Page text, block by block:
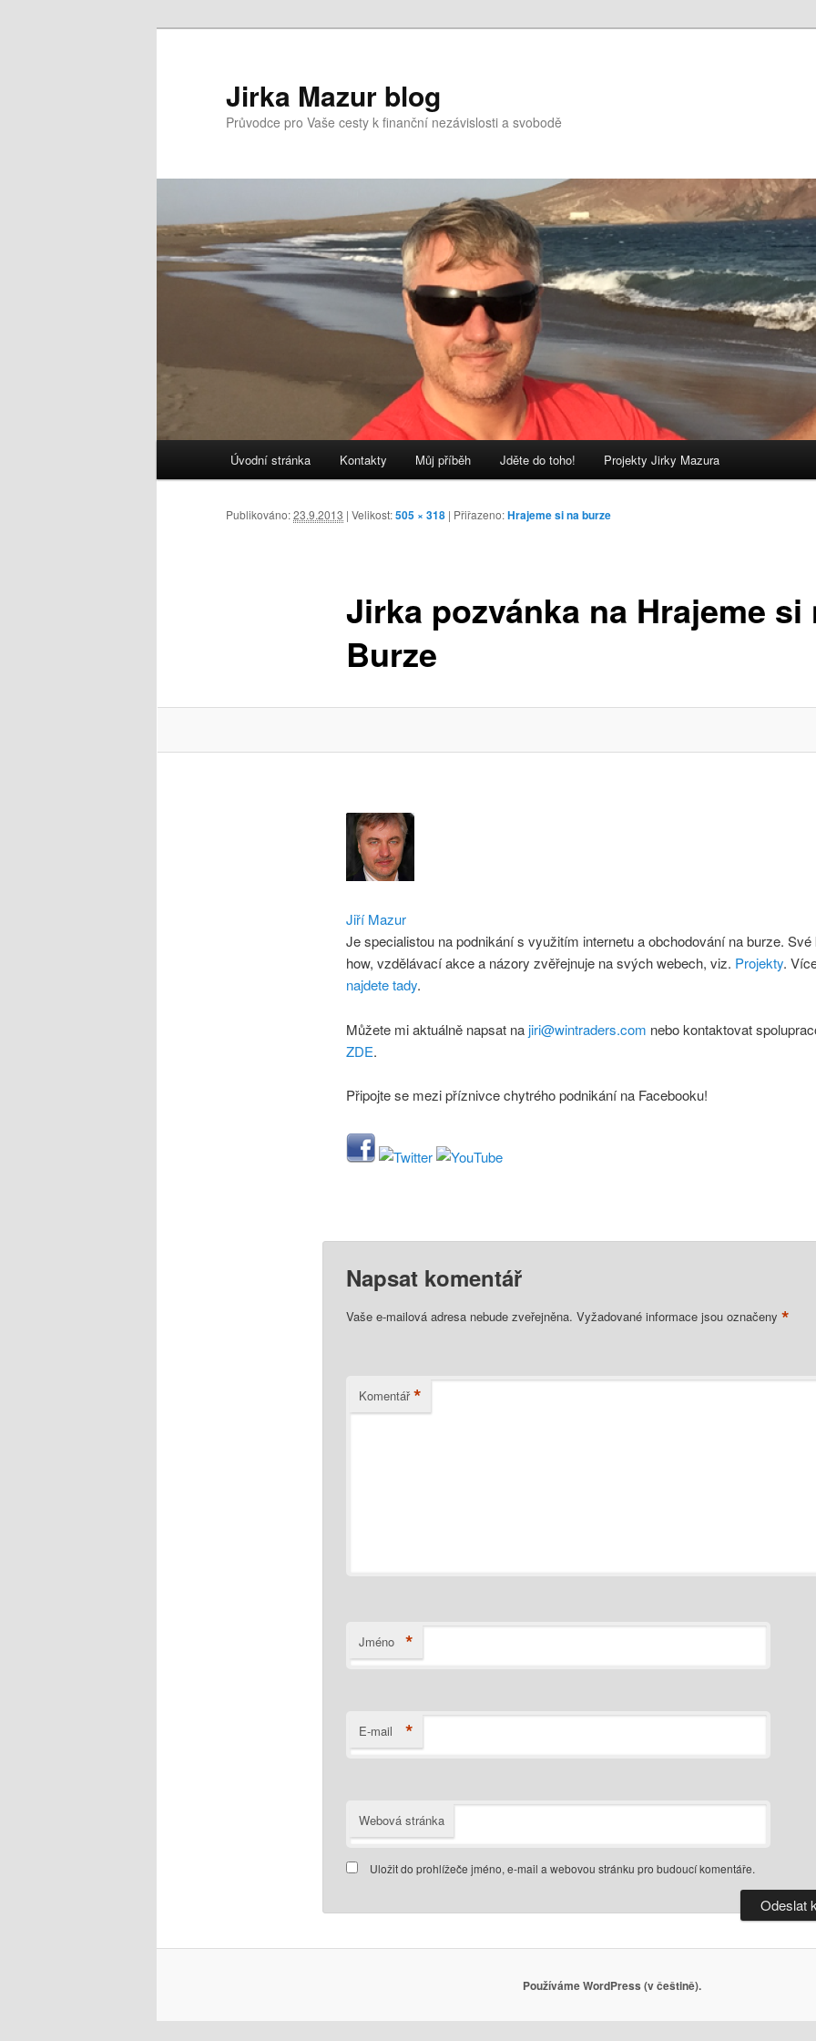
Jirka Mazur blog
Průvodce pro Vaše cesty k finanční nezávislosti a svobodě
Úvodní stránka Kontakty Můj příběh Jděte do toho! Projekty Jirky Mazura
Jirka pozvánka na Hrajeme si
Burze
Publikováno:23.9.2013 | Velikost:505 × 318 | Přiřazeno:Hrajeme si na burze
Jiří Mazur
Je specialistou na podnikání s využitím internetu a obchodování na burze. Své
how, vzdělávací akce a názory zvěřejnuje na svých webech, viz. Projekty.
najdete tady.
Můžete mi aktuálně napsat najiri@wintraders.com nebo kontaktovat
ZDE.
Připojte se mezi příznivce chytrého podnikání na Facebooku!
Napsat komentář
Vaše e-mailová adresa nebude zveřejněna. Vyžadované informace jsou označeny *
Komentář *
Jméno *
E-mail *
Webová stránka
Uložit do prohlížeče jméno, e-mail a webovou stránku pro budoucí komentáře.
Používáme WordPress (v češtině).